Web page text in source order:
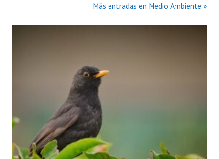
Más entradas en Medio Ambiente »